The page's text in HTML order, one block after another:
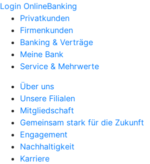
Login OnlineBanking
Privatkunden
Firmenkunden
Banking & Verträge
Meine Bank
Service & Mehrwerte
Über uns
Unsere Filialen
Mitgliedschaft
Gemeinsam stark für die Zukunft
Engagement
Nachhaltigkeit
Karriere